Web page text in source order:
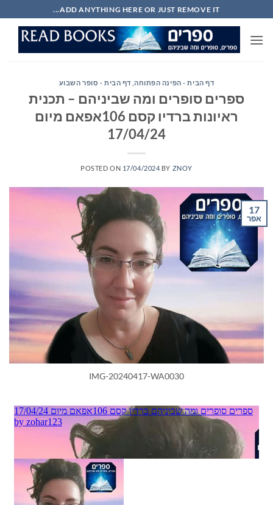
to
content
ADD ANYTHING HERE OR JUST REMOVE IT...
דף הבית - הפינה הפתוחה דף הבית - סופר השבוע
ספרים סופרים ומה שביניהם – תכנית
ראיונות ברדיו קסם 106אפאם מיום
17/04/24
POSTED ON 17/04/2024 BY ZNOY
17
אפר
IMG-20240417-WA0030